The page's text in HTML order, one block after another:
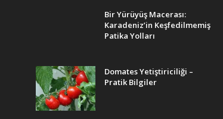
Bir Yürüyüş Macerası:
Karadeniz’in Keşfedilmemiş
Patika Yolları
Domates Yetiştiriciliği –
Pratik Bilgiler